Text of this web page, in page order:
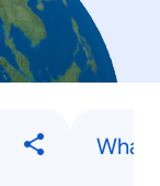
What